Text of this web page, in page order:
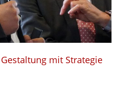
mit Strategie